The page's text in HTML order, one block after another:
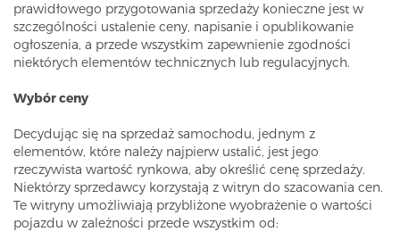
prawidłowego przygotowania sprzedaży konieczne jest w
szczególności ustalenie ceny, napisanie i opublikowanie
ogłoszenia, a przede wszystkim zapewnienie zgodności
niektórych elementów technicznych lub regulacyjnych.
Wybór ceny
Decydując się na sprzedaż samochodu, jednym z
elementów, które należy najpierw ustalić, jest jego
rzeczywista wartość rynkowa, aby określić cenę sprzedaży.
Niektórzy sprzedawcy korzystają z witryn do szacowania cen.
Te witryny umożliwiają przybliżone wyobrażenie o wartości
pojazdu w zależności przede wszystkim od: